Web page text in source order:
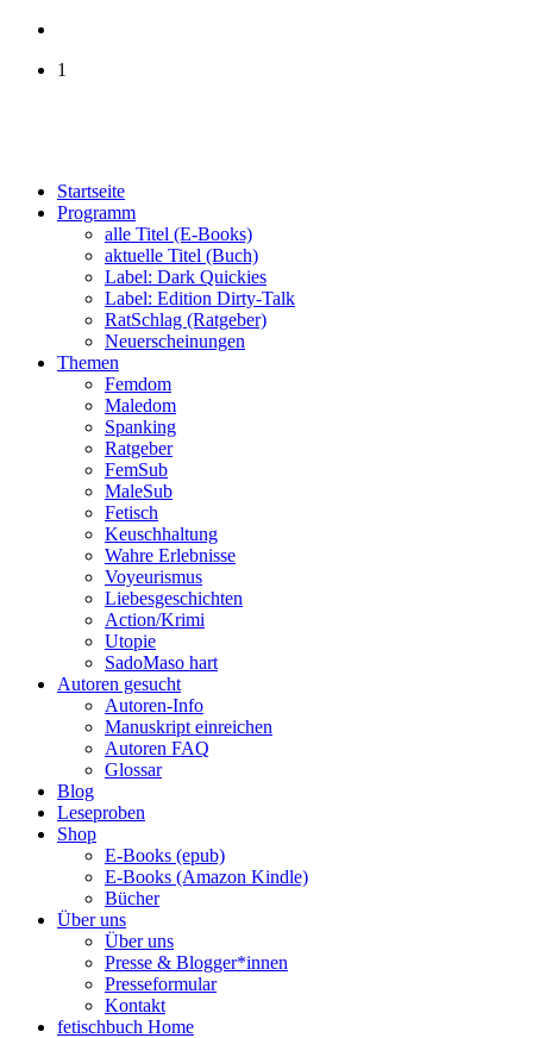
1
Startseite
Programm
alle Titel (E-Books)
aktuelle Titel (Buch)
Label: Dark Quickies
Label: Edition Dirty-Talk
RatSchlag (Ratgeber)
Neuerscheinungen
Themen
Femdom
Maledom
Spanking
Ratgeber
FemSub
MaleSub
Fetisch
Keuschhaltung
Wahre Erlebnisse
Voyeurismus
Liebesgeschichten
Action/Krimi
Utopie
SadoMaso hart
Autoren gesucht
Autoren-Info
Manuskript einreichen
Autoren FAQ
Glossar
Blog
Leseproben
Shop
E-Books (epub)
E-Books (Amazon Kindle)
Bücher
Über uns
Über uns
Presse & Blogger*innen
Presseformular
Kontakt
fetischbuch Home